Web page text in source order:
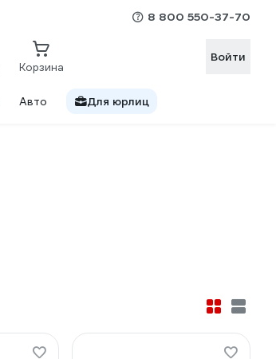
8 800 550-37-70
Корзина
Войти
Авто Для юрлиц